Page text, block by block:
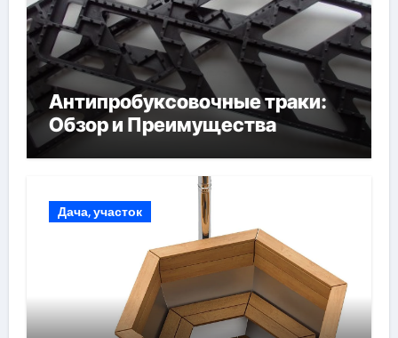
Антипробуксовочные траки:
Обзор и Преимущества
Дача, участок